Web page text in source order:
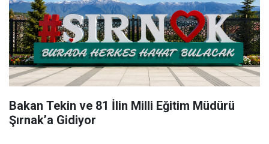
Bakan Tekin ve 81 İlin Milli Eğitim Müdürü
Şırnak’a Gidiyor